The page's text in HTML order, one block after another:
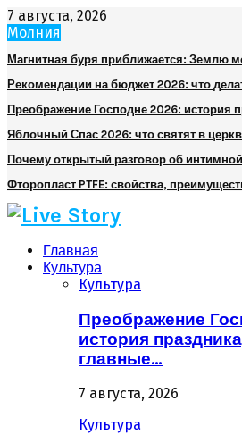
7 августа, 2026
Молния
Магнитная буря приближается: Землю
Рекомендации на бюджет 2026: что
Преображение Господне 2026: история
Яблочный Спас 2026: что святят в
Почему открытый разговор об
Фторопласт PTFE: свойства,
Главная
Культура
Культура
Преображение
история
главные…
7 августа, 2026
Культура